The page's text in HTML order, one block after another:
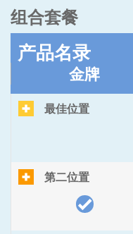
组合套餐
产品名录
金牌
最佳位置
第二位置